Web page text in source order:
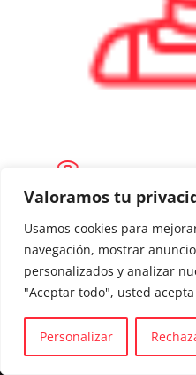
Valoramos tu
Usamos cookies para
navegación, mostrar
personalizados y analizar
"Aceptar todo", usted
Personalizar
Aviso legal y
Política